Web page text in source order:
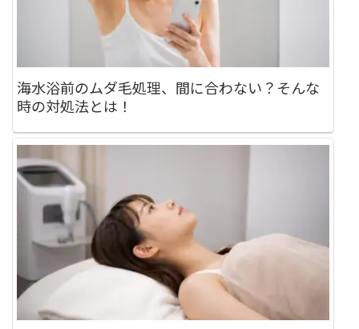
海水浴前のムダ毛処理、間に合わない？そんな
時の対処法とは！